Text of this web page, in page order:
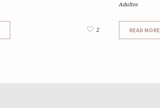
2
Adultos
READ MORE